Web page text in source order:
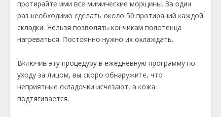
протирайте ими все мимические морщины. За один
раз необходимо сделать около 50 протираний каждой
складки. Нельзя позволять кончикам полотенца
нагреваться. Постоянно нужно их охлаждать.
Включив эту процедуру в ежедневную программу по
уходу за лицом, вы скоро обнаружите, что
неприятные складочки исчезают, а кожа
подтягивается.